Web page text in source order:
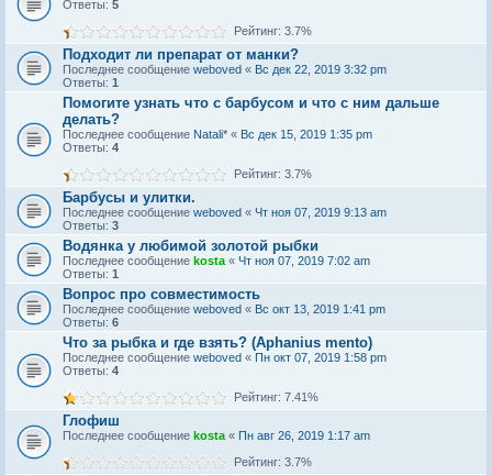
Ответы: 5
Рейтинг: 3.7%
Подходит ли препарат от манки?
Последнее сообщение weboved « Вс дек 22, 2019 3:32 pm
Ответы: 1
Помогите узнать что с барбусом и что с ним дальше
делать?
Последнее сообщение Natali* « Вс дек 15, 2019 1:35 pm
Ответы: 4
Рейтинг: 3.7%
Барбусы и улитки.
Последнее сообщение weboved « Чт ноя 07, 2019 9:13 am
Ответы: 3
Водянка у любимой золотой рыбки
Последнее сообщение kosta « Чт ноя 07, 2019 7:02 am
Ответы: 1
Вопрос про совместимость
Последнее сообщение weboved « Вс окт 13, 2019 1:41 pm
Ответы: 6
Что за рыбка и где взять? (Aphanius mento)
Последнее сообщение weboved « Пн окт 07, 2019 1:58 pm
Ответы: 4
Рейтинг: 7.41%
Глофиш
Последнее сообщение kosta « Пн авг 26, 2019 1:17 am
Рейтинг: 3.7%